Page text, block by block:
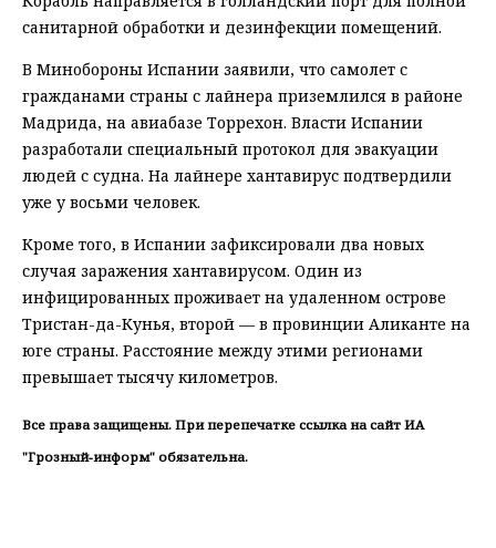
санитарной обработки и дезинфекции помещений.
В Минобороны Испании заявили, что самолет с
гражданами страны с лайнера приземлился в районе
Мадрида, на авиабазе Торрехон. Власти Испании
разработали специальный протокол для эвакуации
людей с судна. На лайнере хантавирус подтвердили
уже у восьми человек.
Кроме того, в Испании зафиксировали два новых
случая заражения хантавирусом. Один из
инфицированных проживает на удаленном острове
Тристан-да-Кунья, второй — в провинции Аликанте на
юге страны. Расстояние между этими регионами
превышает тысячу километров.
Все права защищены. При перепечатке ссылка на сайт ИА
"Грозный-информ" обязательна.